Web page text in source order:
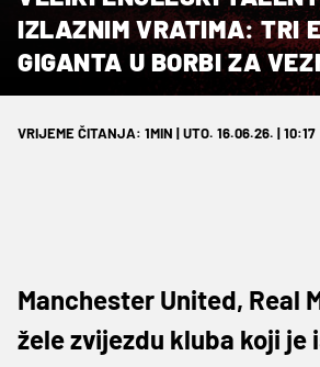
IZLAZNIM VRATIMA: TRI
GIGANTA U BORBI ZA
VRIJEME ČITANJA: 1MIN | UTO. 16.06.26. | 10:17
Manchester United, Real
žele zvijezdu kluba koji je